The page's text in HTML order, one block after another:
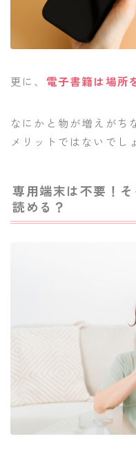
更に、 電子書籍は場所
なにかと物が増えがち
メリットではないでし
専用端末は不要！
読める？